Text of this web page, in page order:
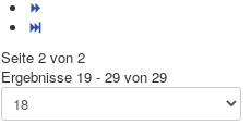
Seite 2 von 2
Ergebnisse 19 - 29 von 29